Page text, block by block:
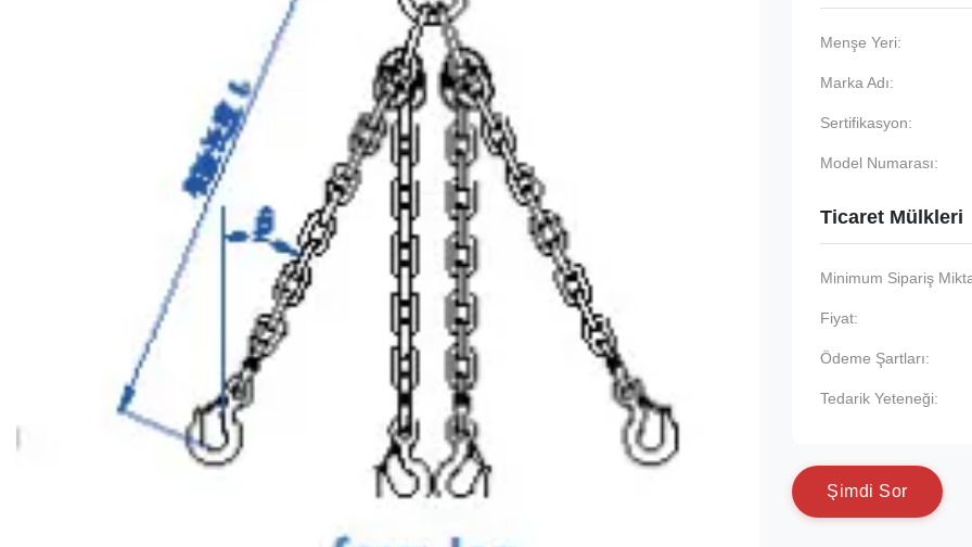
Menşe Yeri:
Marka Adı:
Sertifikasyon:
Model Numarası:
Ticaret Mülkleri
Minimum Sipariş
Fiyat:
Ödeme Şartları:
Tedarik Yeteneği:
Şimdi Sor